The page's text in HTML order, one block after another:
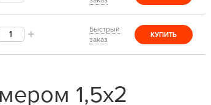
Быстрый
заказ
КУПИТЬ
1,5х2